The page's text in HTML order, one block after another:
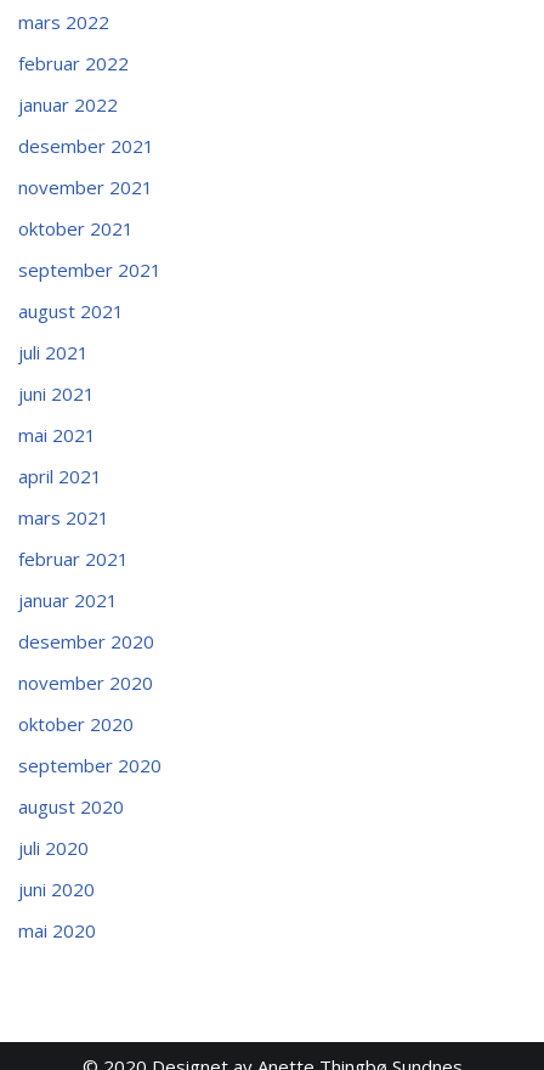
mars 2022
februar 2022
januar 2022
desember 2021
november 2021
oktober 2021
september 2021
august 2021
juli 2021
juni 2021
mai 2021
april 2021
mars 2021
februar 2021
januar 2021
desember 2020
november 2020
oktober 2020
september 2020
august 2020
juli 2020
juni 2020
mai 2020